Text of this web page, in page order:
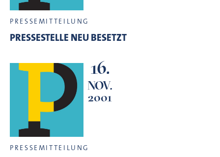
PRESSEMITTEILUNG
PRESSESTELLE NEU BESETZT
16.
NOV.
2001
PRESSEMITTEILUNG